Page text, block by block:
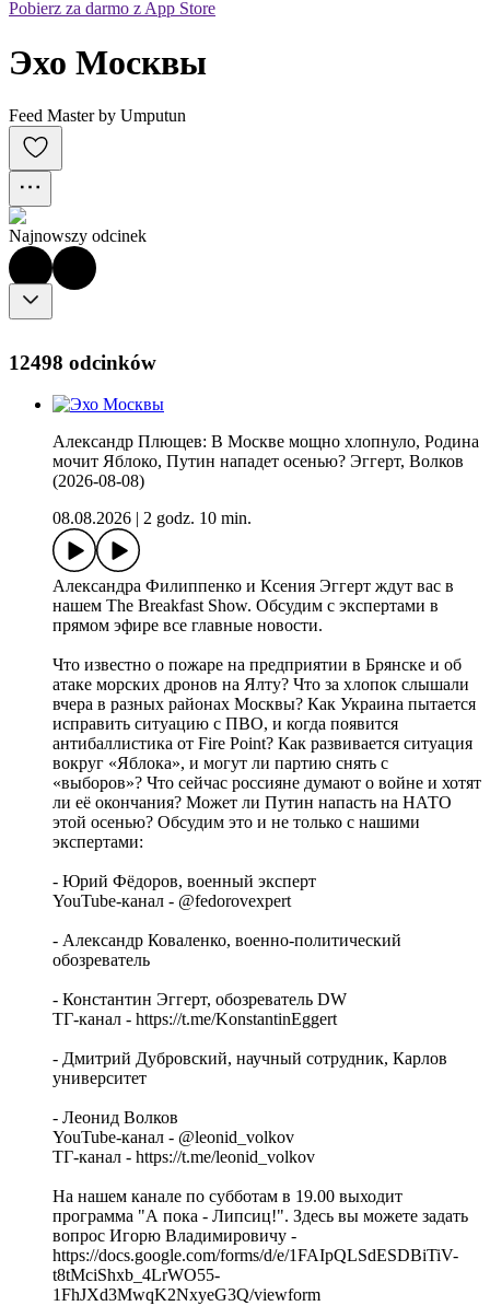
Pobierz za darmo z App Store
Эхо Москвы
Feed Master by Umputun
Najnowszy odcinek
12498 odcinków
Александр Плющев: В Москве мощно хлопнуло, Родина
мочит Яблоко, Путин нападет осенью? Эггерт, Волков
(2026-08-08)
08.08.2026
2 godz. 10 min.
Александра Филиппенко и Ксения Эггерт ждут вас в
нашем The Breakfast Show. Обсудим с экспертами в
прямом эфире все главные новости.
Что известно о пожаре на предприятии в Брянске и об
атаке морских дронов на Ялту? Что за хлопок слышали
вчера в разных районах Москвы? Как Украина пытается
исправить ситуацию с ПВО, и когда появится
антибаллистика от Fire Point? Как развивается ситуация
вокруг «Яблока», и могут ли партию снять с
«выборов»? Что сейчас россияне думают о войне и хотят
ли её окончания? Может ли Путин напасть на НАТО
этой осенью? Обсудим это и не только с нашими
экспертами:
- Юрий Фёдоров, военный эксперт
YouTube-канал - @fedorovexpert
- Александр Коваленко, военно-политический
обозреватель
- Константин Эггерт, обозреватель DW
ТГ-канал - https://t.me/KonstantinEggert
- Дмитрий Дубровский, научный сотрудник, Карлов
университет
- Леонид Волков
YouTube-канал - @leonid_volkov
ТГ-канал - https://t.me/leonid_volkov
На нашем канале по субботам в 19.00 выходит
программа "А пока - Липсиц!". Здесь вы можете задать
вопрос Игорю Владимировичу -
https://docs.google.com/forms/d/e/1FAIpQLSdESDBiTiV-
t8tMciShxb_4LrWO55-
1FhJXd3MwqK2NxyeG3Q/viewform